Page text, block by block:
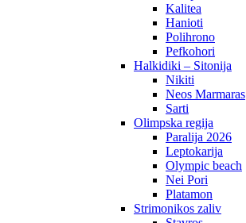
Kalitea
Hanioti
Polihrono
Pefkohori
Halkidiki – Sitonija
Nikiti
Neos Marmaras
Sarti
Olimpska regija
Paralija 2026
Leptokarija
Olympic beach
Nei Pori
Platamon
Strimonikos zaliv